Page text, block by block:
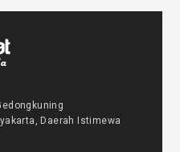
Daerah Istimewa